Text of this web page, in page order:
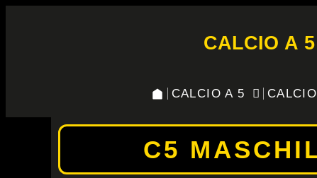
CALCIO A 5
CALCIO A 5
C5